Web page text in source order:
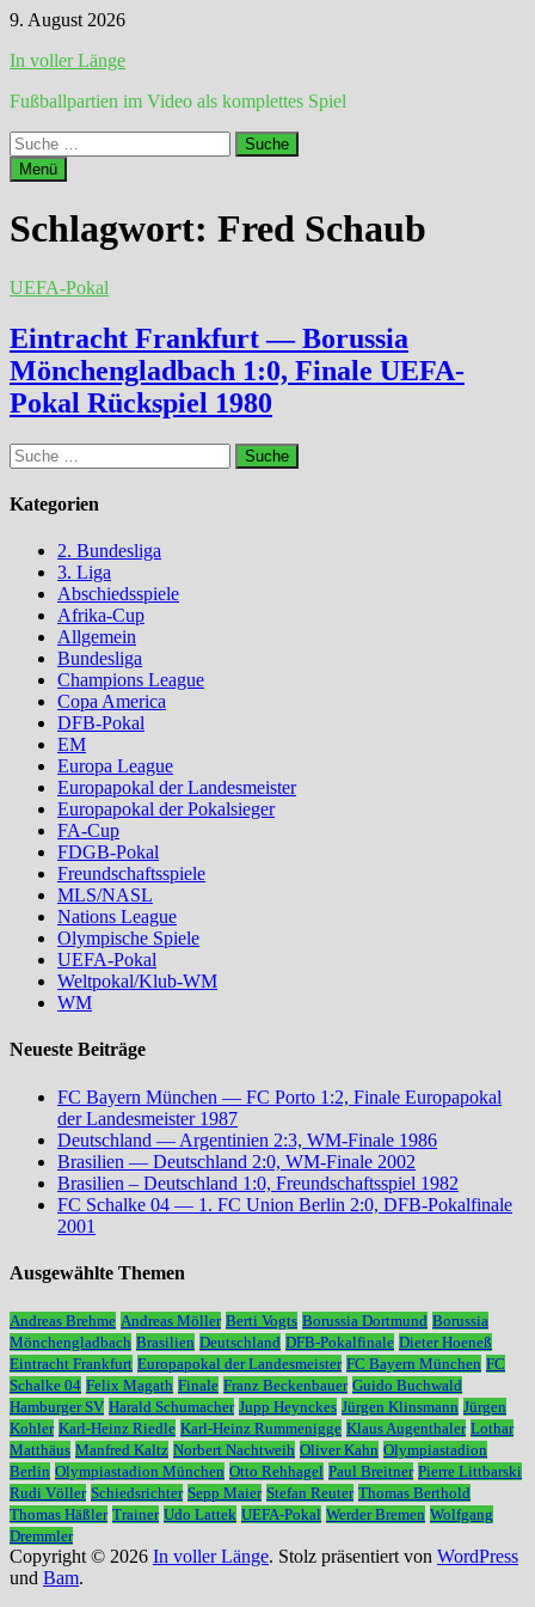
Zum
springen
9. August 2026
In voller Länge
Fußballpartien im Video als komplettes Spiel
Suche
nach:
Menü
Schlagwort: Fred Schaub
UEFA-Pokal
Eintracht Frankfurt — Borussia
Mönchengladbach 1:0, Finale UEFA-
Pokal Rückspiel 1980
Suche
nach:
Kategorien
2. Bundesliga
3. Liga
Abschiedsspiele
Afrika-Cup
Allgemein
Bundesliga
Champions League
Copa America
DFB-Pokal
EM
Europa League
Europapokal der Landesmeister
Europapokal der Pokalsieger
FA-Cup
FDGB-Pokal
Freundschaftsspiele
MLS/NASL
Nations League
Olympische Spiele
UEFA-Pokal
Weltpokal/Klub-WM
WM
Neueste Beiträge
FC Bayern München — FC Porto 1:2, Finale Europapokal
der Landesmeister 1987
Deutschland — Argentinien 2:3, WM-Finale 1986
Brasilien — Deutschland 2:0, WM-Finale 2002
Brasilien – Deutschland 1:0, Freundschaftsspiel 1982
FC Schalke 04 — 1. FC Union Berlin 2:0, DFB-Pokalfinale
2001
Ausgewählte Themen
Andreas Brehme Andreas Möller Berti Vogts Borussia Dortmund Borussia
Mönchengladbach Brasilien Deutschland DFB-Pokalfinale Dieter Hoeneß
Eintracht Frankfurt Europapokal der Landesmeister FC Bayern München FC
Schalke 04 Felix Magath Finale Franz Beckenbauer Guido Buchwald
Hamburger SV Harald Schumacher Jupp Heynckes Jürgen Klinsmann Jürgen
Kohler Karl-Heinz Riedle Karl-Heinz Rummenigge Klaus Augenthaler Lothar
Matthäus Manfred Kaltz Norbert Nachtweih Oliver Kahn Olympiastadion
Berlin Olympiastadion München Otto Rehhagel Paul Breitner Pierre Littbarski
Rudi Völler Schiedsrichter Sepp Maier Stefan Reuter Thomas Berthold
Thomas Häßler Trainer Udo Lattek UEFA-Pokal Werder Bremen Wolfgang
Dremmler
Copyright © 2026 In voller Länge. Stolz präsentiert von WordPress
und Bam.